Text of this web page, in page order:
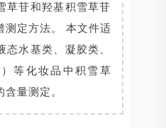
草苷和羟基积雪草苷
测定方法。 本文件适
态水基类、凝胶类、
等化妆品中积雪草
量测定。